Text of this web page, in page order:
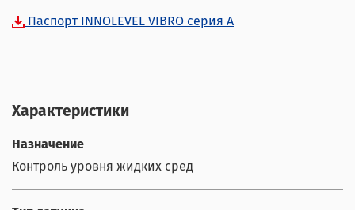
Паспорт INNOLEVEL VIBRO серия A
Характеристики
Назначение
Контроль уровня жидких сред